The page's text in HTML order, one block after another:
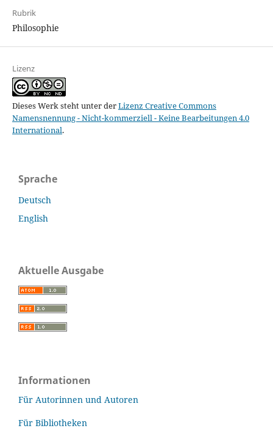
Rubrik
Philosophie
Lizenz
Dieses Werk steht unter derLizenz Creative Commons
Namensnennung - Nicht-kommerziell - Keine Bearbeitungen 4.0
International.
Sprache
Deutsch
English
Aktuelle Ausgabe
Informationen
Für Autorinnen und Autoren
Für Bibliotheken